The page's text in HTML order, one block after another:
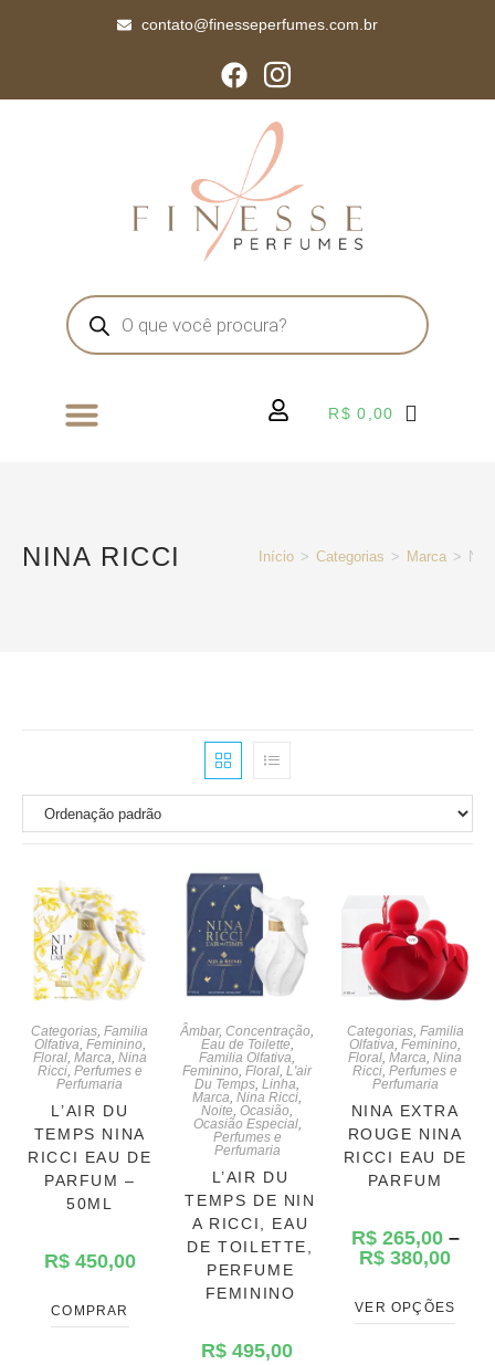
contato@finesseperfumes.com.br
R$ 0,00
NINA RICCI Início > Categorias > Marca >
Categorias ,Familia
Olfativa Feminino,
Floral, Marca Nina
Ricci, Perfumes e
Perfumaria
L’AIR DU
TEMPS NINA
RICCI EAU DE
PARFUM –
50ML
R$450,00
COMPRAR
Âmbar,Concentração
Eau de Toilette,
Familia Olfativa
Feminino ,Floral ,L'air
Du Temps ,Linha
Marca ,Nina Ricci
Noite ,Ocasião
Ocasião Especial,
Perfumes e
Perfumaria
L’AIR DU
TEMPS DE NIN
A RICCI, EAU
DE TOILETTE,
PERFUME
FEMININO
R$ 495,00
Categorias, Familia
Olfativa ,Feminino
Floral ,Marca ,Nina
Ricci ,Perfumes e
Perfumaria
NINA EXTRA
ROUGE NINA
RICCI EAU DE
PARFUM
R$265,00–
R$ 380,00
VER OPÇÕES